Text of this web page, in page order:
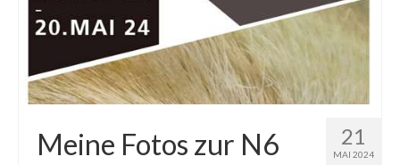
21
MAI 2024
Meine Fotos zur N6